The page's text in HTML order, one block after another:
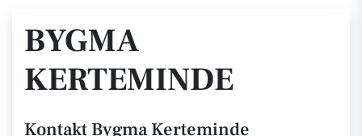
BYGMA
KERTEMINDE
Kontakt Bygma Kerteminde